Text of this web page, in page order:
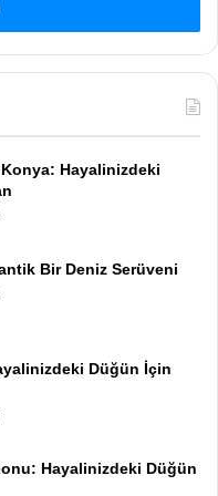
Hayalinizdeki
Bir Deniz Serüveni
Düğün İçin
Hayalinizdeki Düğün